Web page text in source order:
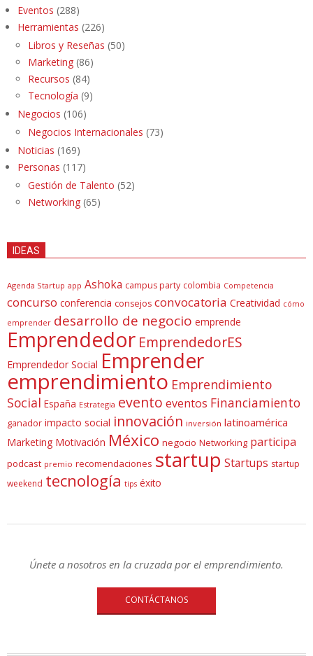
Eventos (288)
Herramientas (226)
Libros y Reseñas (50)
Marketing (86)
Recursos (84)
Tecnología (9)
Negocios (106)
Negocios Internacionales (73)
Noticias (169)
Personas (117)
Gestión de Talento (52)
Networking (65)
IDEAS
Agenda Startup app Ashoka campus party colombia Competencia
concurso conferencia consejos convocatoria Creatividad cómo
emprender desarrollo de negocio emprende
Emprendedor EmprendedorES
Emprendedor Social Emprender
emprendimiento Emprendimiento
Social España Estrategia evento eventos Financiamiento
ganador impacto social innovación inversión latinoamérica
Marketing Motivación México negocio Networking participa
podcast premio recomendaciones startup Startups startup
weekend tecnología tips éxito
Únete a nosotros en la cruzada por el emprendimiento.
CONTÁCTANOS